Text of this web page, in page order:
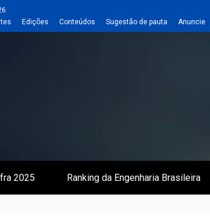
Edições Conteúdos Sugestão de pauta Anuncie
| O
2025 Ranking da Engenharia Brasileira